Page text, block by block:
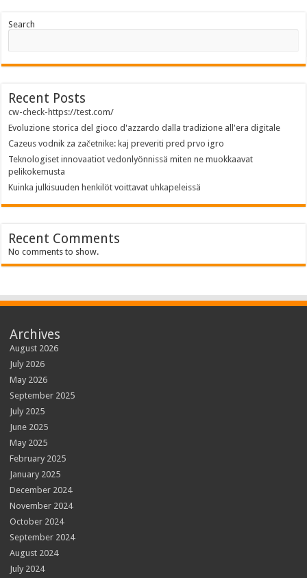
Search
Recent Posts
cw-check-https://test.com/
Evoluzione storica del gioco d'azzardo dalla tradizione all'era digitale
Cazeus vodnik za začetnike: kaj preveriti pred prvo igro
Teknologiset innovaatiot vedonlyönnissä miten ne muokkaavat
pelikokemusta
Kuinka julkisuuden henkilöt voittavat uhkapeleissä
Recent Comments
No comments to show.
Archives
August 2026
July 2026
May 2026
September 2025
July 2025
June 2025
May 2025
February 2025
January 2025
December 2024
November 2024
October 2024
September 2024
August 2024
July 2024